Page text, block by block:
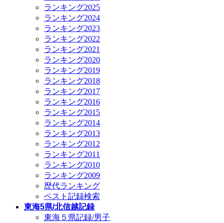
ランキング2025
ランキング2024
ランキング2023
ランキング2022
ランキング2021
ランキング2020
ランキング2019
ランキング2018
ランキング2017
ランキング2016
ランキング2015
ランキング2014
ランキング2013
ランキング2012
ランキング2011
ランキング2010
ランキング2009
歴代ランキング
ベスト記録検索
東海5県/北信越記録
東海５県記録/男子